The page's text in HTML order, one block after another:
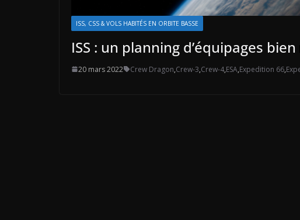
ISS, CSS & VOLS HABITÉS EN ORBITE BASSE
ISS : un planning d’équipages
20 mars 2022 Crew Dragon,Crew-3,Crew-4,ESA,Expedition 66,